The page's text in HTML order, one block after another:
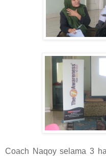
Coach Naqoy selama 3